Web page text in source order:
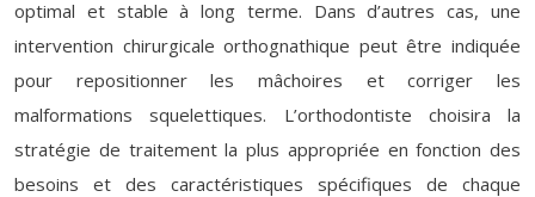
optimal et stable à long terme. Dans d’autres cas, une
intervention chirurgicale orthognathique peut être indiquée
pour repositionner les mâchoires et corriger les
malformations squelettiques. L’orthodontiste choisira la
stratégie de traitement la plus appropriée en fonction des
besoins et des caractéristiques spécifiques de chaque